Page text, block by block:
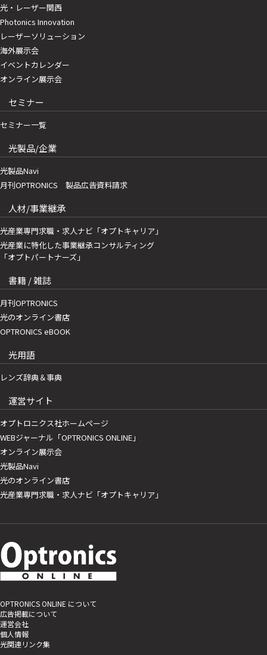
光・レーザー関西
Photonics Innovation
レーザーソリューション
海外展示会
イベントカレンダー
オンライン展示会
セミナー
セミナー一覧
光製品/企業
光製品Navi
月刊OPTRONICS 製品広告資料請求
人材/事業継承
光産業専門求職・求人ナビ「オプトキャリア」
光産業に特化した事業継承コンサルティング
「オプトパートナーズ」
書籍 / 雑誌
月刊OPTRONICS
光のオンライン書店
OPTRONICS eBOOK
光用語
レンズ辞典＆事典
運営サイト
オプトロニクス社ホームページ
WEBジャーナル「OPTRONICS ONLINE」
オンライン展示会
光製品Navi
光のオンライン書店
光産業専門求職・求人ナビ「オプトキャリア」
OPTRONICS ONLINE について
広告掲載について
運営会社
個人情報
光関連リンク集